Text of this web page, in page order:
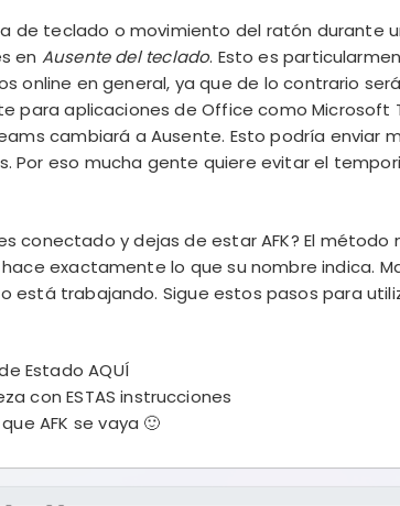
de teclado o movimiento del ratón durante
en Ausente del teclado. Esto es
online en general, ya que de lo contrario
para aplicaciones de Office como Microsoft
cambiará a Ausente. Esto podría enviar
Por eso mucha gente quiere evitar el
conectado y dejas de estar AFK? El método
exactamente lo que su nombre indica.
está trabajando. Sigue estos pasos para
EstadoAQUÍ
conESTAS instrucciones
AFK se vaya 🙂